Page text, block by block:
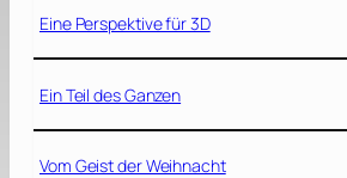
Eine Perspektive für 3D
Ein Teil des Ganzen
Vom Geist der Weihnacht